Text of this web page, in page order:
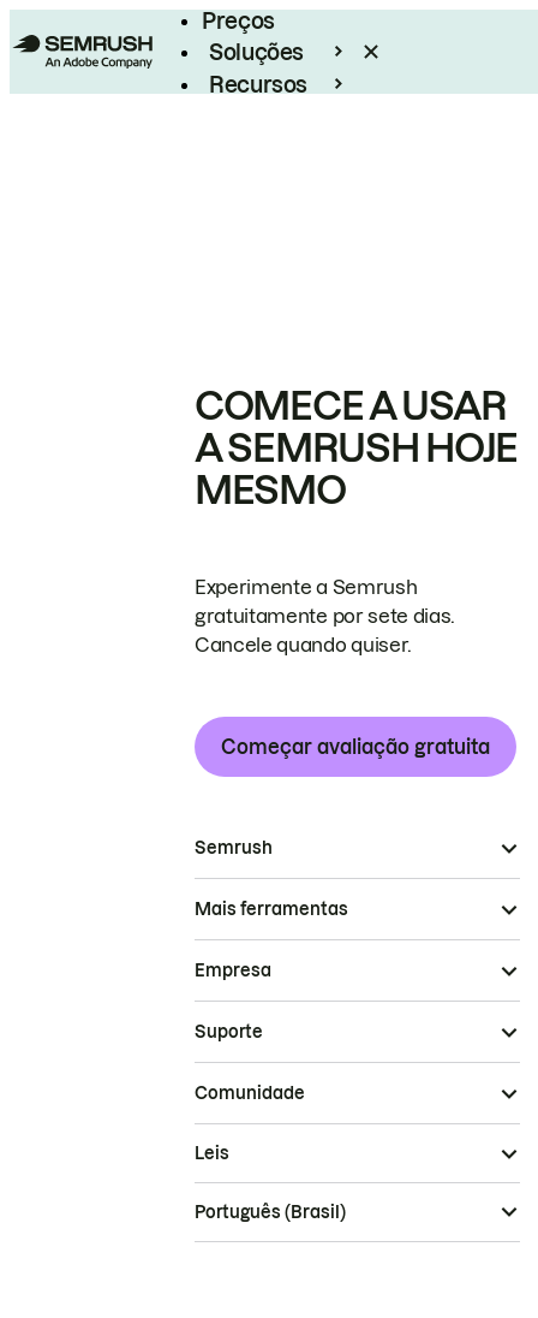
Preços
Soluções
Recursos
COMECE A USAR
A SEMRUSH HOJE
MESMO
Experimente a Semrush
gratuitamente por sete dias.
Cancele quando quiser.
Começar avaliação gratuita
Semrush
Mais ferramentas
Empresa
Suporte
Comunidade
Leis
Português (Brasil)